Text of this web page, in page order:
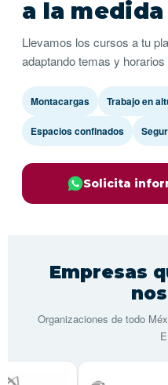
a la medida
Llevamos los cursos a tu
adaptando temas y
Montacargas Trabajo en
Espacios confinados
Solicita
Empresas
Organizaciones de todo